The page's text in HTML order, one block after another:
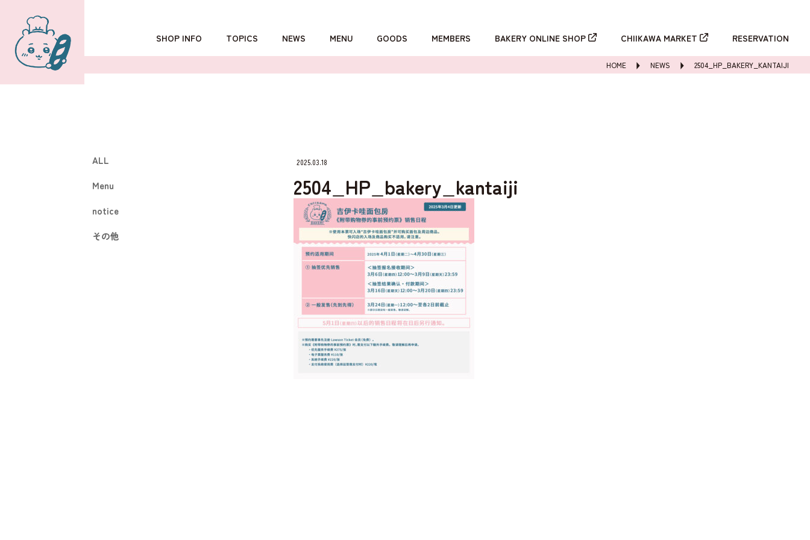
SHOP INFO
OSAKA
TOPICS NEWS MENU GOODS MEMBERS BAKERY ONLINE SHOP CHIIKAWA MARKET RESERVATION
HOME NEWS 2504_HP_BAKERY_KANTAIJI
ALL
Menu
notice
その他
2025.03.18
2504_HP_bakery_kantaiji